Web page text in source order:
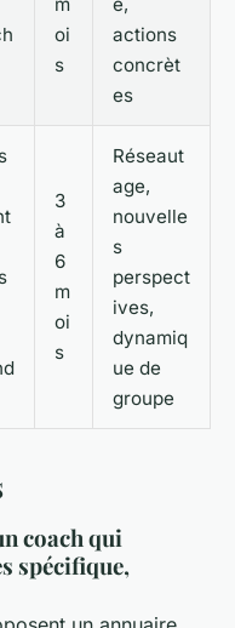
oi
s
actions
concrèt
es
3
à
6
m
oi
s
Réseaut
age,
nouvelle
s
perspect
ives,
dynamiq
ue de
groupe
coach qui
spécifique,